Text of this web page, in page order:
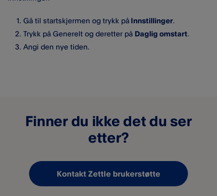
Gå til startskjermen og trykk på Innstillinger.
Trykk på Generelt og deretter på Daglig omstart.
Angi den nye tiden.
Finner du ikke det du ser
etter?
Kontakt Zettle brukerstøtte